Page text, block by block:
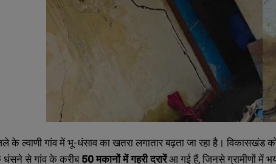
के ल्वाणी गांव में भू-धंसाव का खतरा लगातार बढ़ता जा रहा है।
से गांव के करीब50मकानों में गहरी दरारेंआ गई हैं, जिनसे ग्रामीणों में